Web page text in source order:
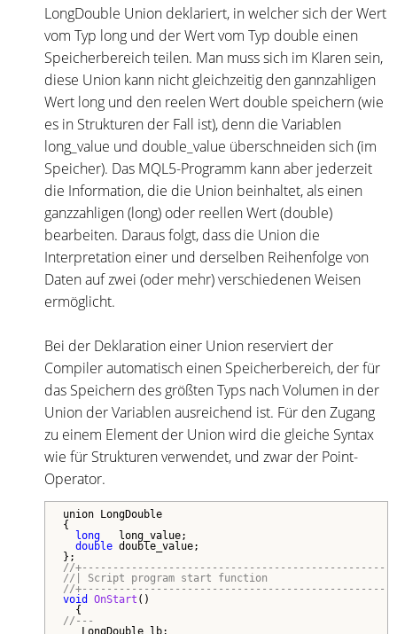
LongDouble Union deklariert, in welcher sich der Wert
vom Typ long und der Wert vom Typ double einen
Speicherbereich teilen. Man muss sich im Klaren sein,
diese Union kann nicht gleichzeitig den gannzahligen
Wert long und den reelen Wert double speichern (wie
es in Strukturen der Fall ist), denn die Variablen
long_value und double_value überschneiden sich (im
Speicher). Das MQL5-Programm kann aber jederzeit
die Information, die die Union beinhaltet, als einen
ganzzahligen (long) oder reellen Wert (double)
bearbeiten. Daraus folgt, dass die Union die
Interpretation einer und derselben Reihenfolge von
Daten auf zwei (oder mehr) verschiedenen Weisen
ermöglicht.
Bei der Deklaration einer Union reserviert der
Compiler automatisch einen Speicherbereich, der für
das Speichern des größten Typs nach Volumen in der
Union der Variablen ausreichend ist. Für den Zugang
zu einem Element der Union wird die gleiche Syntax
wie für Strukturen verwendet, und zwar der Point-
Operator.
union LongDouble
{
long long_value;
double double_value;
//
//| Script program start function
//
void
OnStart ()
//---